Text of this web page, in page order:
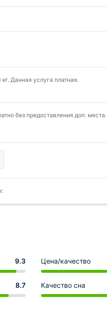
Данная услуга платная.
без предоставления доп.
9.3 Цена/качество
8.7 Качество сна